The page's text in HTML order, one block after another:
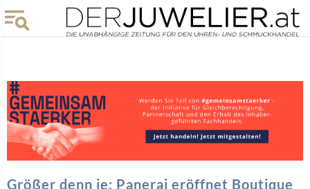
Größer denn je: Panerai eröffnet Boutique